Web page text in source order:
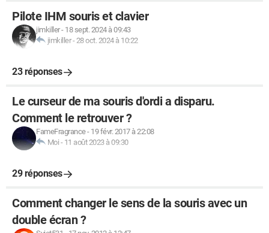
Pilote IHM souris et clavier
jimkiller- 18 sept. 2024 à 09:43
jimkiller-28 oct. 2024 à 10:22
23 réponses
Le curseur de ma souris d'ordi a disparu.
Comment le retrouver ?
FameFragrance- 19 févr. 2017 à 22:08
Moi - 11 août 2023 à 09:30
29 réponses
Comment changer le sens de la souris avec un
double écran ?